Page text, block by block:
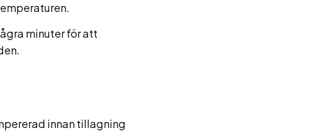
minuter för att
innan tillagning